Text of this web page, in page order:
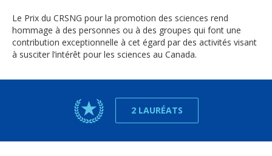
Le Prix du CRSNG pour la promotion des sciences rend
hommage à des personnes ou à des groupes qui font une
contribution exceptionnelle à cet égard par des activités visant
à susciter l’intérêt pour les sciences au Canada.
2 LAURÉATS